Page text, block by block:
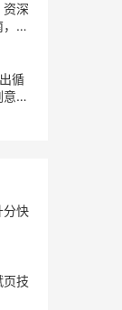
资深
副
奇
循
流
分快
页技